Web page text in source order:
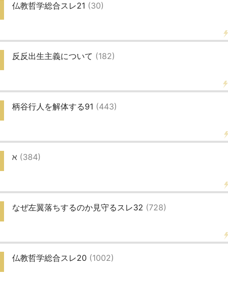
仏教哲学総合スレ21 (30)
反反出生主義について (182)
柄谷行人を解体する91 (443)
ℵ (384)
なぜ左翼落ちするのか見守るスレ32 (728)
仏教哲学総合スレ20 (1002)